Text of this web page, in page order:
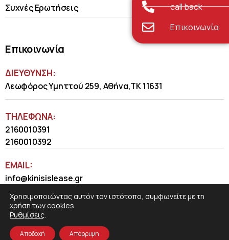
Συχνές Ερωτήσεις
Επικοινωνία
ΔΙΕΥΘΥΝΣΗ:
Λεωφόρος Υμηττού 259, Αθήνα,ΤΚ 11631
ΤΗΛΈΦΩΝΑ:
2160010391
2160010392
EMAIL:
info@kinisislease.gr
call back
Επικοινωνία
Χρησιμοποιώντας αυτόν τον ιστότοπο, συμφωνείτε με τη
χρήση των cookies
Ρυθμίσεις.
Αποδοχή Απόρριψη